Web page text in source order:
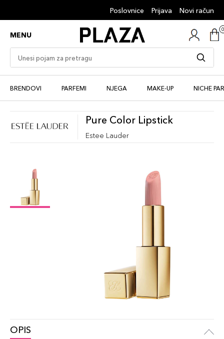
Poslovnice Prijava Novi račun
MENU
BRENDOVI PARFEMI NJEGA MAKE-UP NICHE
Pure Color Lipstick
Estee Lauder
OPIS